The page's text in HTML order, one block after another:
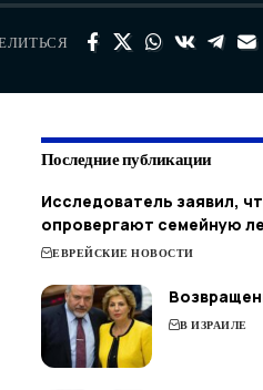
Последние публикации
Исследователь заявил,
опровергают семейную
ЕВРЕЙСКИЕ НОВОСТИ
В ИЗРАИЛЕ